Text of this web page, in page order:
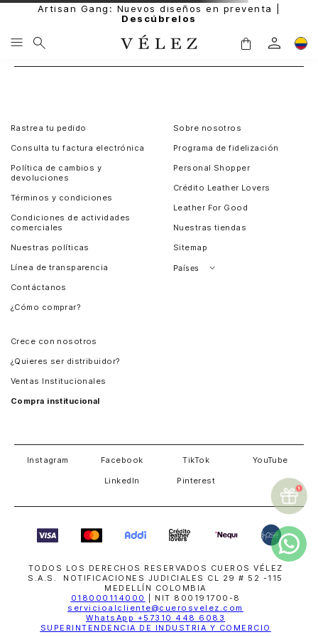
Artisan Gang: Nuevos diseños en preventa |
Descúbrelos
Rastrea tu pedido
Consulta tu factura electrónica
Política de cambios y
devoluciones
Términos y condiciones
Condiciones de actividades
comerciales
Nuestras políticas
Línea de transparencia
Contáctanos
¿Cómo comprar?
Sobre nosotros
Programa de fidelización
Personal Shopper
Crédito Leather Lovers
Leather For Good
Nuestras tiendas
Sitemap
Países
Crece con nosotros
¿Quieres ser distribuidor?
Ventas Institucionales
Compra institucional
Instagram Facebook TikTok YouTube
LinkedIn Pinterest
TODOS LOS DERECHOS RESERVADOS CUEROS VÉLEZ
S.A.S. NOTIFICACIONES JUDICIALES CL 29 # 52 -115
MEDELLÍN COLOMBIA
018000114000
| NIT 800191700-8
servicioalcliente@cuerosvelez.com
WhatsApp +57310 448 6083
SUPERINTENDENCIA DE INDUSTRIA Y COMERCIO